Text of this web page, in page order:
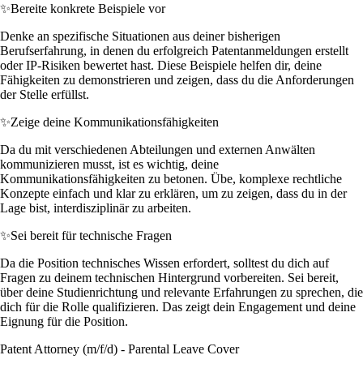
✨Bereite konkrete Beispiele vor
Denke an spezifische Situationen aus deiner bisherigen
Berufserfahrung, in denen du erfolgreich Patentanmeldungen erstellt
oder IP-Risiken bewertet hast. Diese Beispiele helfen dir, deine
Fähigkeiten zu demonstrieren und zeigen, dass du die Anforderungen
der Stelle erfüllst.
✨Zeige deine Kommunikationsfähigkeiten
Da du mit verschiedenen Abteilungen und externen Anwälten
kommunizieren musst, ist es wichtig, deine
Kommunikationsfähigkeiten zu betonen. Übe, komplexe rechtliche
Konzepte einfach und klar zu erklären, um zu zeigen, dass du in der
Lage bist, interdisziplinär zu arbeiten.
✨Sei bereit für technische Fragen
Da die Position technisches Wissen erfordert, solltest du dich auf
Fragen zu deinem technischen Hintergrund vorbereiten. Sei bereit,
über deine Studienrichtung und relevante Erfahrungen zu sprechen, die
dich für die Rolle qualifizieren. Das zeigt dein Engagement und deine
Eignung für die Position.
Patent Attorney (m/f/d) - Parental Leave Cover